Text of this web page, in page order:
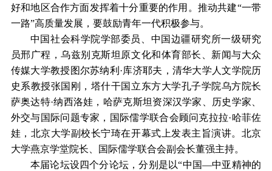
好和地区合作方面发挥着十分重要的作用。推动共建“一带
一路”高质量发展，要鼓励青年一代积极参与。
中国社会科学院学部委员、中国边疆研究所一级研究
员邢广程，乌兹别克斯坦原文化和体育部长、新闻与大众
传媒大学教授图尔苏纳利·库济耶夫，清华大学人文学院历
史系教授张国刚，塔什干国立东方大学孔子学院乌方院长
萨奥达特·纳西洛娃，哈萨克斯坦资深汉学家、历史学家、
外交与国际问题专家，国际儒学联合会顾问克拉拉·哈菲佐
娃，北京大学副校长宁琦在开幕式上发表主旨演讲。北京
大学燕京学堂院长、国际儒学联合会副会长董强主持。
本届论坛设四个分论坛，分别是以“中国—中亚精神的